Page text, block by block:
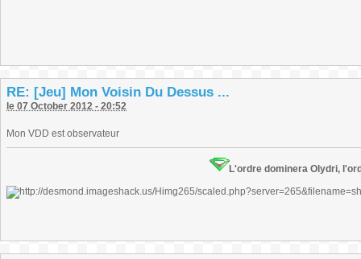
RE: [Jeu] Mon Voisin Du Dessus ...
le 07 October 2012 - 20:52
Mon VDD est observateur
L'ordre dominera Olydri,